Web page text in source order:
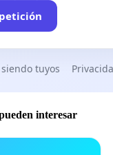
tuyos
interesar